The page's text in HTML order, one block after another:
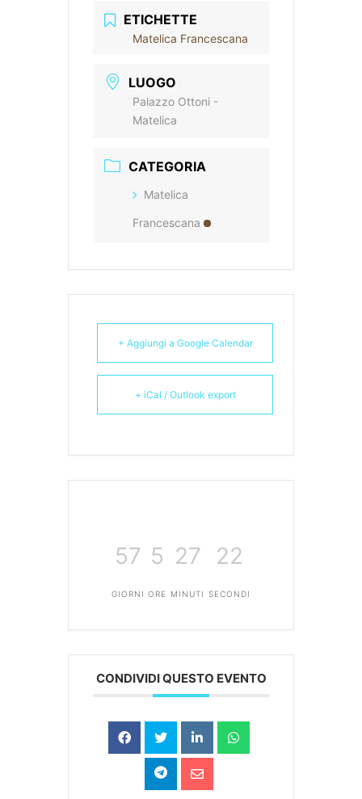
ETICHETTE
Matelica Francescana
LUOGO
Palazzo Ottoni -
Matelica
CATEGORIA
Matelica
Francescana
+ Aggiungi a Google Calendar
+ iCal / Outlook export
57
GIORNI
5
ORE
27
MINUTI
21
SECONDI
CONDIVIDI QUESTO EVENTO